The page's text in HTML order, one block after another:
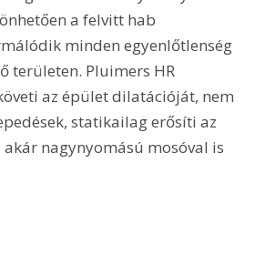
a felvitt hab
minden egyenlőtlenség
területen. Pluimers HR
az épület dilatációját, nem
statikailag erősíti az
akár nagynyomású mosóval is